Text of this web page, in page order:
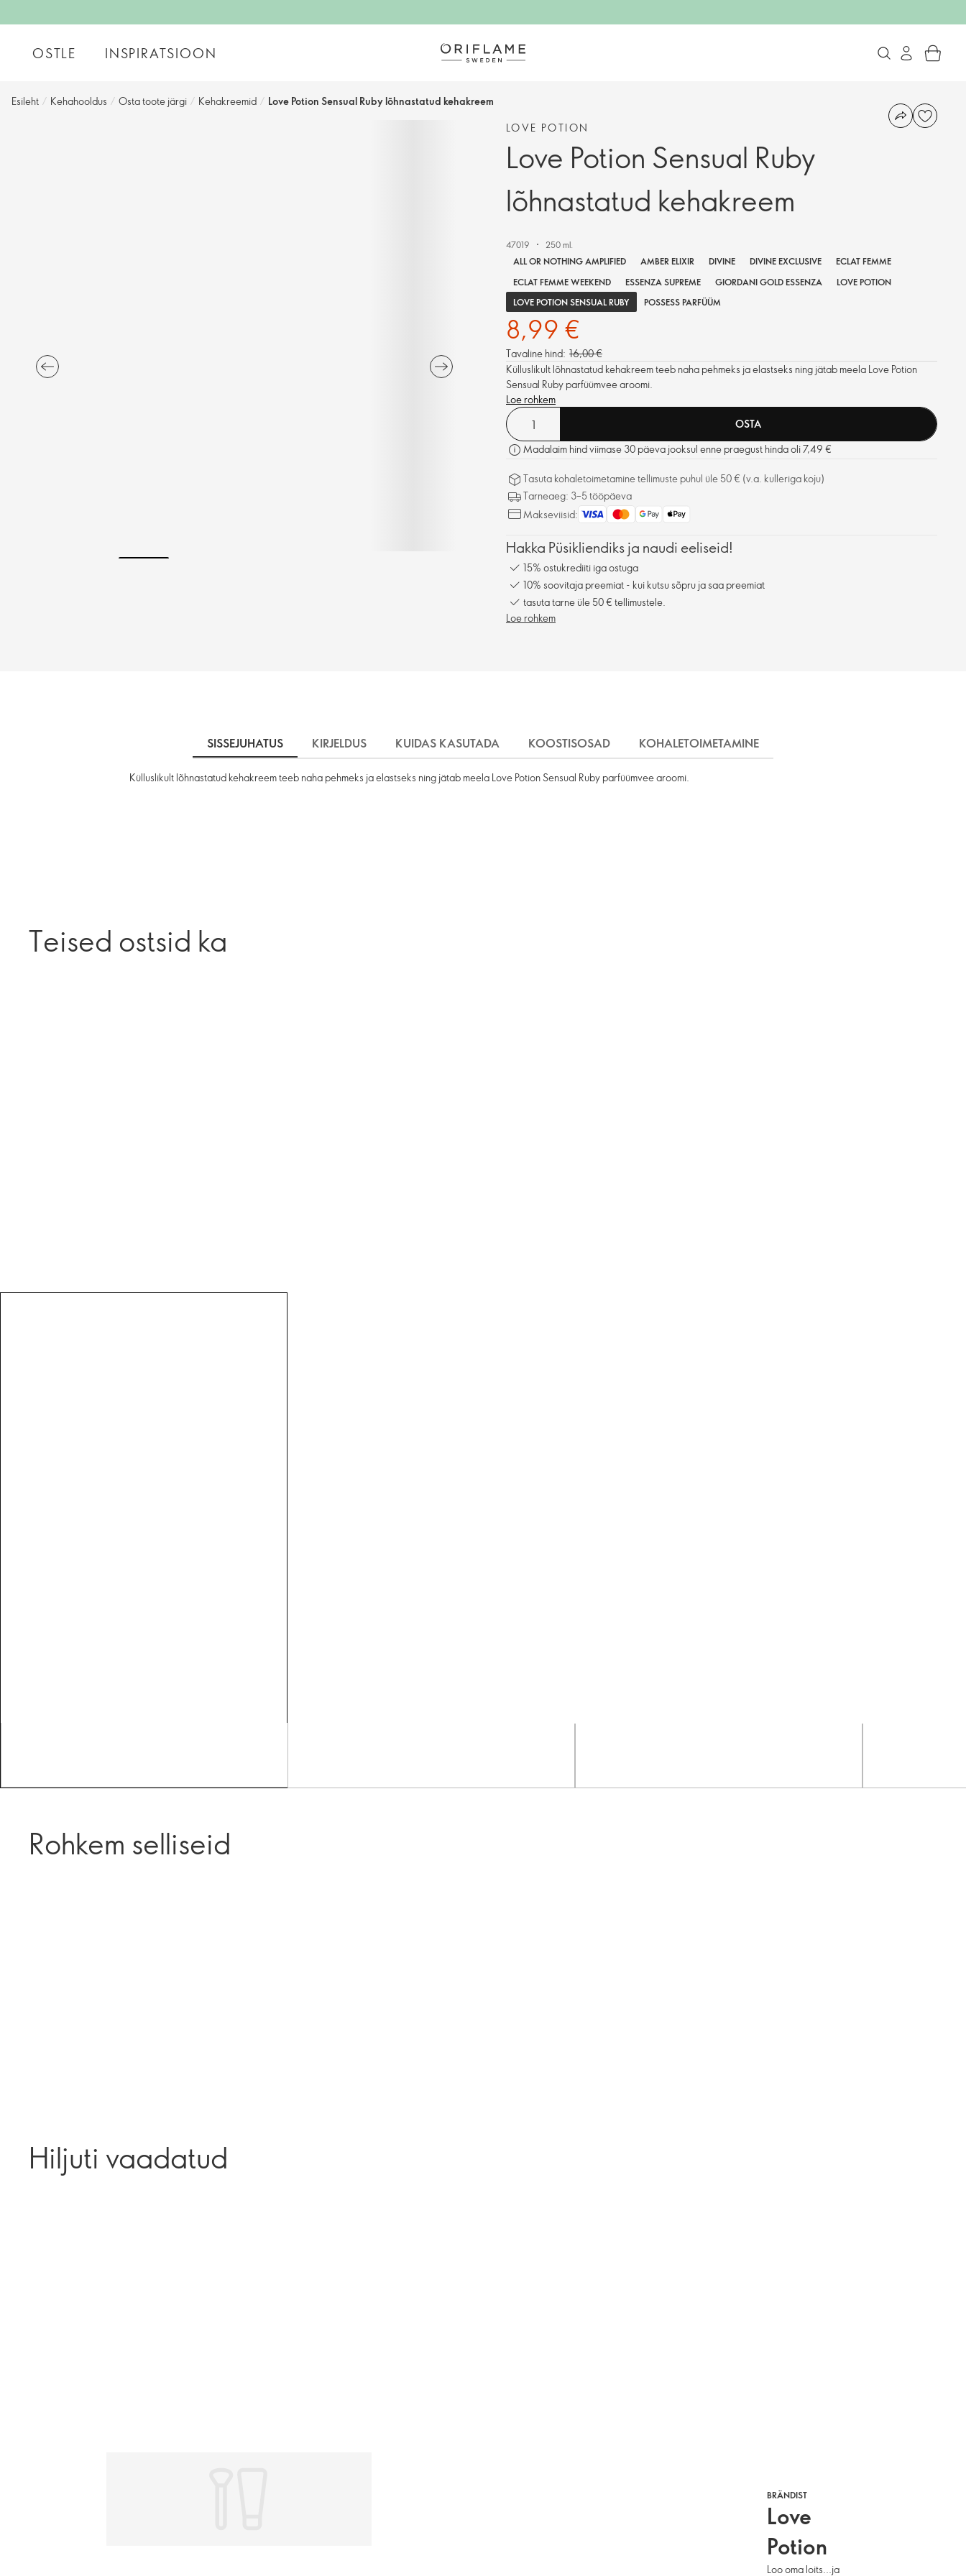
OSTLE INSPIRATSIOON
Esileht / Kehahooldus / Osta toote järgi / Kehakreemid / Love Potion Sensual Ruby lõhnastatud kehakreem
LOVE POTION
Love Potion Sensual Ruby
lõhnastatud kehakreem
47019
250 ml.
ALL OR NOTHING AMPLIFIED
AMBER ELIXIR DIVINE DIVINE EXCLUSIVE
ECLAT FEMME
ECLAT FEMME WEEKEND
ESSENZA SUPREME GIORDANI GOLD ESSENZA
LOVE POTION
LOVE POTION SENSUAL RUBY
POSSESS PARFÜÜM
8,99 €
Tavaline hind: 16,00 €
Külluslikult lõhnastatud kehakreem teeb naha pehmeks ja elastseks ning jätab meela Love Potion
Sensual Ruby parfüümvee aroomi.
Loe rohkem
OSTA
Madalaim hind viimase 30 päeva jooksul enne praegust hinda oli 7,49 €
Tasuta kohaletoimetamine tellimuste puhul üle 50 € (v.a. kulleriga koju)
Tarneaeg: 3–5 tööpäeva
Makseviisid:
Hakka Püsikliendiks ja naudi eeliseid!
15% ostukrediiti iga ostuga
10% soovitaja preemiat - kui kutsu sõpru ja saa preemiat
tasuta tarne üle 50 € tellimustele.
Loe rohkem
SISSEJUHATUS KIRJELDUS KUIDAS KASUTADA KOOSTISOSAD KOHALETOIMETAMINE
Külluslikult lõhnastatud kehakreem teeb naha pehmeks ja elastseks ning jätab meela Love Potion Sensual Ruby parfüümvee aroomi.
Teised ostsid ka
Rohkem selliseid
Hiljuti vaadatud
BRÄNDIST
Love
Potion
Loo oma loits...ja